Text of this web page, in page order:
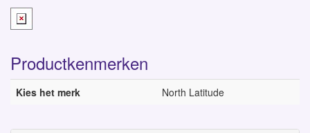
Productkenmerken
Kies het merk North Latitude